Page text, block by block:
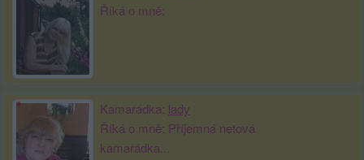
Říká o mně:
Kamarádka: lady
Říká o mně: Příjemná netová
kamarádka...